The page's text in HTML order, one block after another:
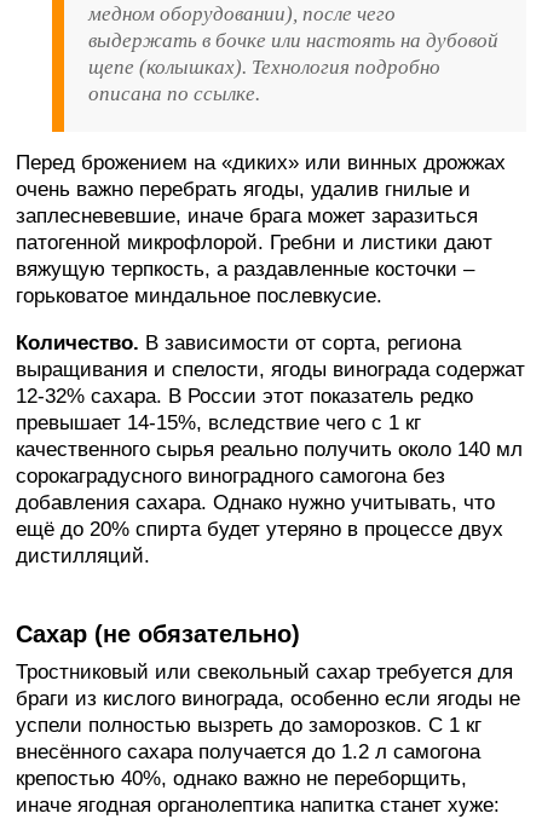
медном оборудовании), после чего
выдержать в бочке или настоять на дубовой
щепе (колышках). Технология подробно
описана по ссылке.
Перед брожением на «диких» или винных дрожжах
очень важно перебрать ягоды, удалив гнилые и
заплесневевшие, иначе брага может заразиться
патогенной микрофлорой. Гребни и листики дают
вяжущую терпкость, а раздавленные косточки –
горьковатое миндальное послевкусие.
Количество. В зависимости от сорта, региона
выращивания и спелости, ягоды винограда содержат
12-32% сахара. В России этот показатель редко
превышает 14-15%, вследствие чего с 1 кг
качественного сырья реально получить около 140 мл
сорокаградусного виноградного самогона без
добавления сахара. Однако нужно учитывать, что
ещё до 20% спирта будет утеряно в процессе двух
дистилляций.
Сахар (не обязательно)
Тростниковый или свекольный сахар требуется для
браги из кислого винограда, особенно если ягоды не
успели полностью вызреть до заморозков. С 1 кг
внесённого сахара получается до 1.2 л самогона
крепостью 40%, однако важно не переборщить,
иначе ягодная органолептика напитка станет хуже: